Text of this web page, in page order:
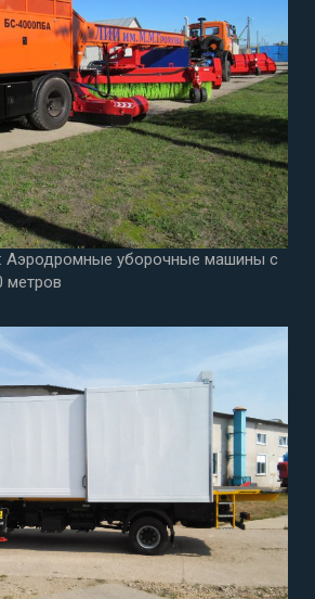
Аэродромные уборочные машины с
метров